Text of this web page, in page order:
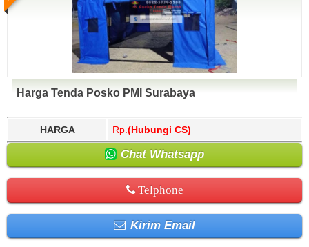
Harga Tenda Posko PMI Surabaya
HARGA Rp. (Hubungi CS)
Chat Whatsapp
Telphone
Kirim Email